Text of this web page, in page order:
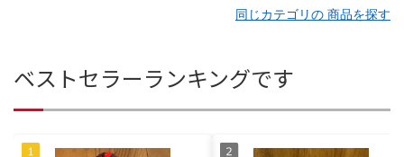
同じカテゴリの 商品を探す
ベストセラーランキングです